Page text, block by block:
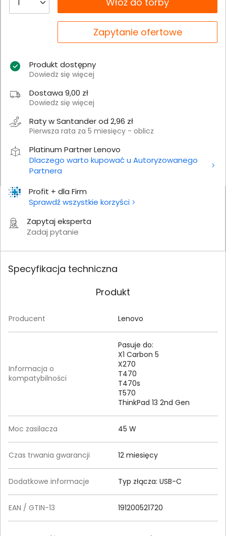
Profit + dla Firm
Sprawdź wszystkie korzyści
Zapytaj eksperta
Zadaj pytanie
Zapytanie ofertowe
Produkt dostępny
Dowiedz się więcej
Dostawa 9,00 zł
Dowiedz się więcej
Raty w Santander od 2,96 zł
Pierwsza rata za 5 miesięcy - oblicz
Platinum Partner Lenovo
Dlaczego warto kupować u Autoryzowanego
Partnera
Specyfikacja techniczna
Produkt
Producent Lenovo
Informacja o
kompatybilności
Pasuje do:
X1 Carbon 5
X270
T470
T470s
T570
ThinkPad 13 2nd Gen
Moc zasilacza 45 W
Czas trwania gwarancji 12 miesięcy
Dodatkowe informacje Typ złącza: USB-C
EAN / GTIN-13 191200521720